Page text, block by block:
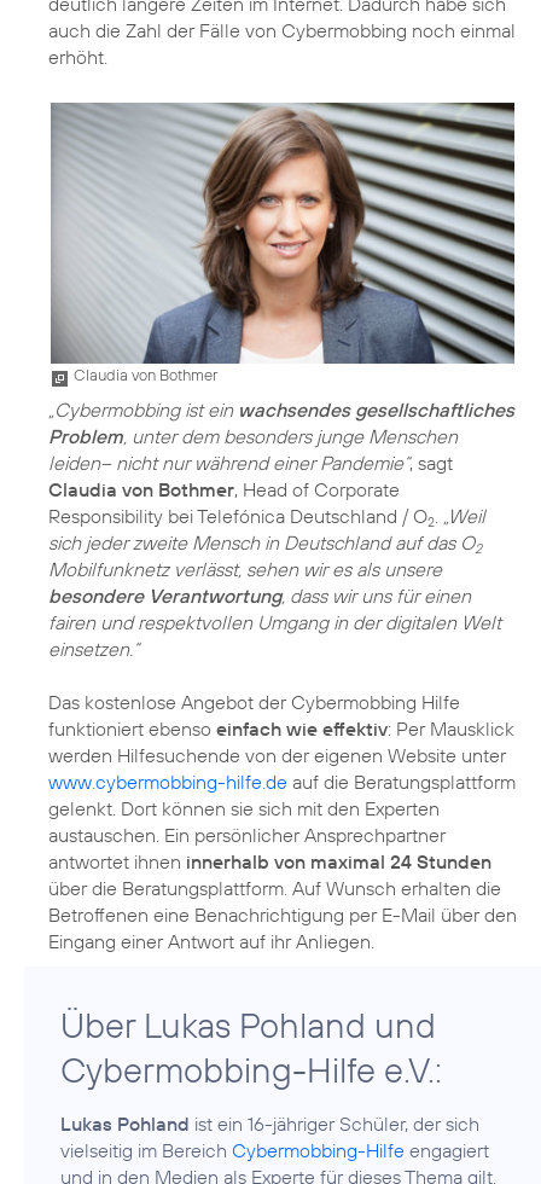
auch die Zahl der Fälle von Cybermobbing noch einmal
Claudia von Bothmer
„Cybermobbing ist ein wachsendes gesellschaftliches
Problem, unter dem besonders junge Menschen
leiden– nicht nur während einer Pandemie“, sagt
Claudia von Bothmer, Head of Corporate
Responsibility bei Telefónica Deutschland / O2. „Weil
sich jeder zweite Mensch in Deutschland auf das O2
Mobilfunknetz verlässt, sehen wir es als unsere
besondere Verantwortung, dass wir uns für einen
fairen und respektvollen Umgang in der digitalen Welt
einsetzen.“
Das kostenlose Angebot der Cybermobbing Hilfe
funktioniert ebenso einfach wie effektiv: Per Mausklick
werden Hilfesuchende von der eigenen Website unter
www.cybermobbing-hilfe.de auf die Beratungsplattform
gelenkt. Dort können sie sich mit den Experten
austauschen. Ein persönlicher Ansprechpartner
antwortet ihnen innerhalb von maximal 24 Stunden
über die Beratungsplattform. Auf Wunsch erhalten die
Betroffenen eine Benachrichtigung per E-Mail über den
Über Lukas Pohland und
Cybermobbing-Hilfe e.V.:
Lukas Pohland ist ein 16-jähriger Schüler, der sich
vielseitig im Bereich Cybermobbing-Hilfe engagiert
und in den Medien als Experte für dieses Thema gilt.